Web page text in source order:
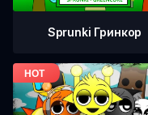
Sprunki Гринкор